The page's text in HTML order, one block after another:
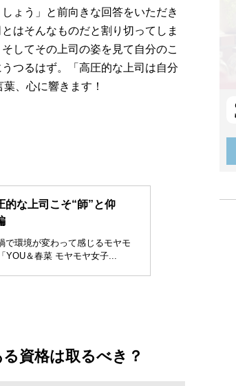
ょう」と前向きな回答をいただき
はそんなものだと割り切ってしま
してその上司の姿を見て自分のこ
つるはず。「高圧的な上司は自分
、心に響きます！
的な上司こそ“師”と仰
で環境が変わって感じるモヤモ
YOU＆春菜 モヤモヤ女子...
資格は取るべき？